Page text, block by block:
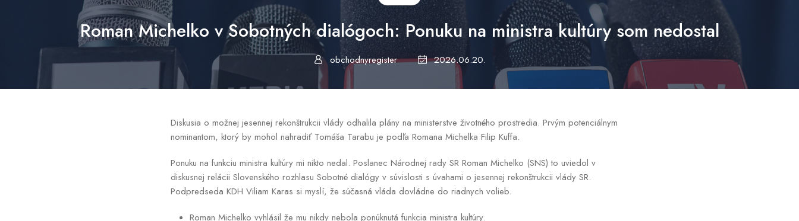
Roman Michelko v Sobotných dialógoch: Ponuku na ministra kultúry som nedostal
obchodnyregister 2026.06.20.
Diskusia o možnej jesennej rekonštrukcii vlády odhalila plány na ministerstve životného prostredia. Prvým potenciálnym
nominantom, ktorý by mohol nahradiť Tomáša Tarabu je podľa Romana Michelka Filip Kuffa.
Ponuku na funkciu ministra kultúry mi nikto nedal. Poslanec Národnej rady SR Roman Michelko (SNS) to uviedol v
diskusnej relácii Slovenského rozhlasu Sobotné dialógy v súvislosti s úvahami o jesennej rekonštrukcii vlády SR.
Podpredseda KDH Viliam Karas si myslí, že súčasná vláda dovládne do riadnych volieb.
Roman Michelko vyhlásil že mu nikdy nebola ponúknutá funkcia ministra kultúry.